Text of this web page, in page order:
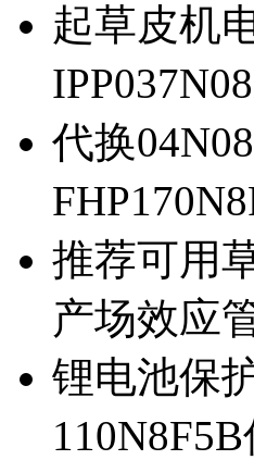
起草皮机
代换
推荐可用
产场效应
锂电池保